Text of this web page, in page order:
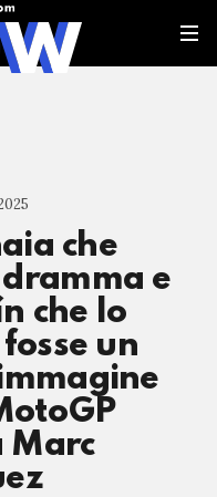
che
e
che lo
un
Marc